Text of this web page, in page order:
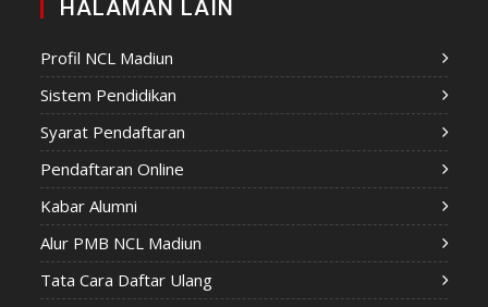
HALAMAN LAIN
Profil NCL Madiun
Sistem Pendidikan
Syarat Pendaftaran
Pendaftaran Online
Kabar Alumni
Alur PMB NCL Madiun
Tata Cara Daftar Ulang